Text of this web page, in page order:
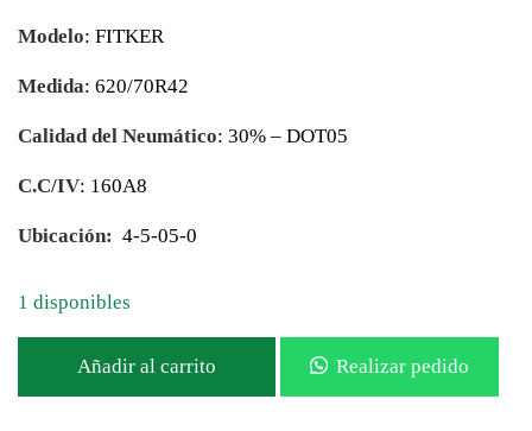
Modelo: FITKER
Medida: 620/70R42
Calidad del Neumático: 30% – DOT05
C.C/IV: 160A8
Ubicación: 4-5-05-0
1 disponibles
Añadir al carrito Realizar pedido